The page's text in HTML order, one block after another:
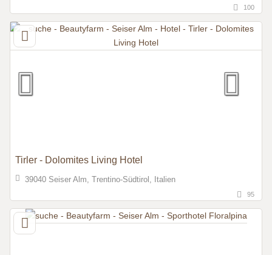
100
Tirler - Dolomites Living Hotel
39040 Seiser Alm, Trentino-Südtirol, Italien
95